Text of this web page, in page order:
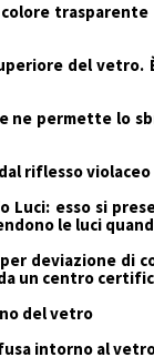
del
ne permette
riflesso
Luci: esso si
le luci
per deviazione
un centro
del vetro
fusa intorno al